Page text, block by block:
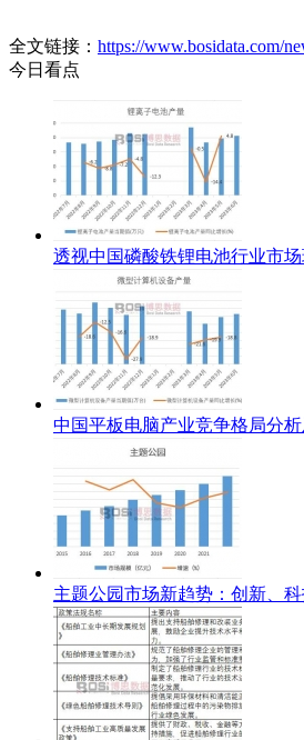
全文链接： https://www.bosidata.com/
今日看点
透视中国磷酸铁锂电池行业市
中国平板电脑产业竞争格局分
主题公园市场新趋势：创新、